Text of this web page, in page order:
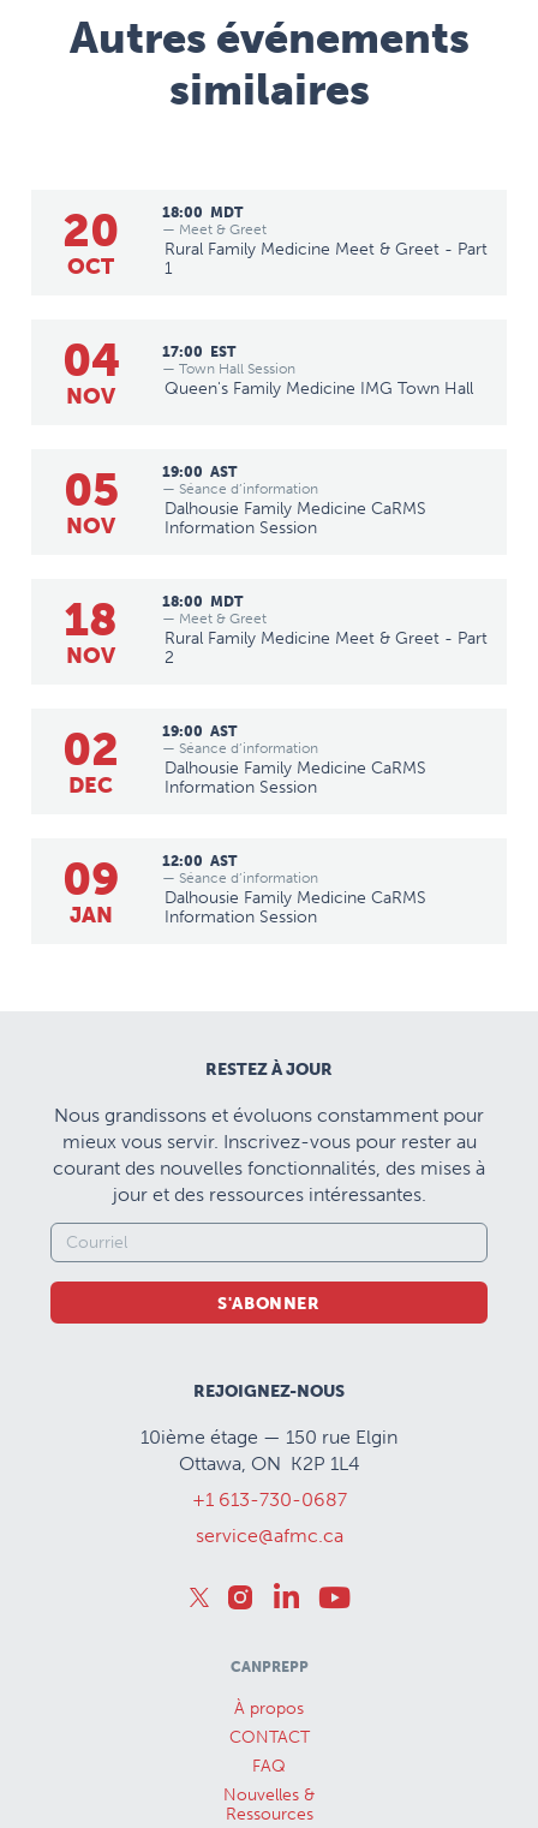
Autres événements
similaires
20
OCT
18:00 MDT
— Meet & Greet
Rural Family Medicine Meet & Greet - Part
1
04
NOV
17:00 EST
— Town Hall Session
Queen's Family Medicine IMG Town Hall
05
NOV
19:00 AST
— Séance d’information
Dalhousie Family Medicine CaRMS
Information Session
18
NOV
18:00 MDT
— Meet & Greet
Rural Family Medicine Meet & Greet - Part
2
02
DEC
19:00 AST
— Séance d’information
Dalhousie Family Medicine CaRMS
Information Session
09
JAN
12:00 AST
— Séance d’information
Dalhousie Family Medicine CaRMS
Information Session
RESTEZ À JOUR
Nous grandissons et évoluons constamment pour
mieux vous servir. Inscrivez-vous pour rester au
courant des nouvelles fonctionnalités, des mises à
jour et des ressources intéressantes.
S'ABONNER
REJOIGNEZ-NOUS
10ième étage — 150 rue Elgin
Ottawa, ON K2P 1L4
+1 613-730-0687
service@afmc.ca
CANPREPP
À propos
CONTACT
FAQ
Nouvelles &
Ressources